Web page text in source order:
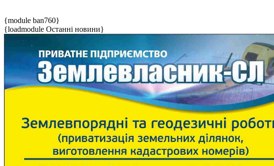
{module ban760}
{loadmodule Останні новини}